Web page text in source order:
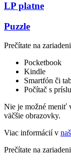
LP platne
Puzzle
Prečítate na
Pocketbook
Kindle
Smartfón či
Počítač s
Nie je možné meniť
väčšie obrazovky.
Viac informácií v
Prečítate na